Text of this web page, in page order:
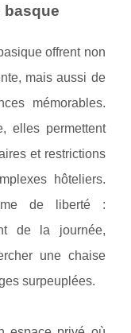
basque
offrent non
mais aussi de
mémorables.
elles permettent
et restrictions
hôteliers.
de liberté :
de la journée,
une chaise
surpeuplées.